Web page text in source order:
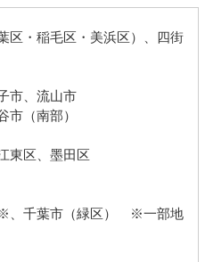
区・稲毛区・美浜区）、四街
市、流山市
（南部）
東区、墨田区
、千葉市（緑区） ※一部地